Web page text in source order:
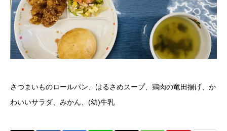
さつまいものロールパン、はるさめスープ、鶏肉の竜田揚げ、か
わいいサラダ、みかん、(幼)牛乳